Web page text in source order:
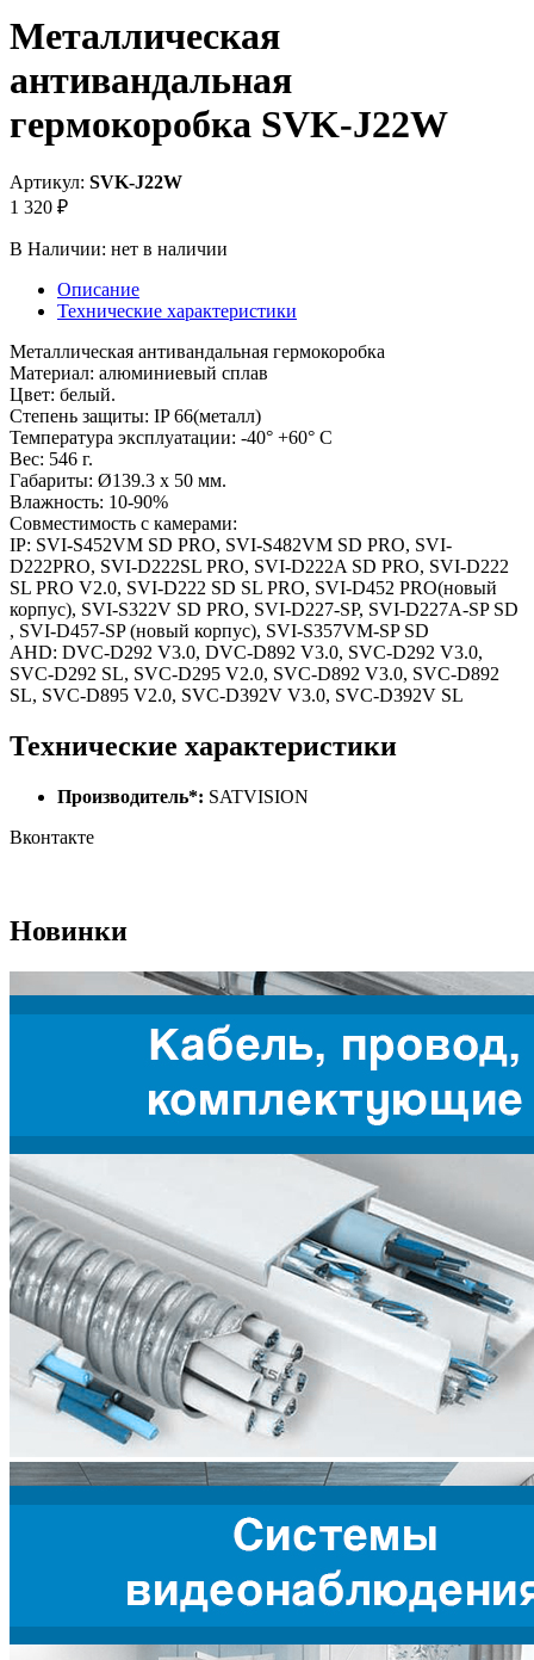
Металлическая
антивандальная
гермокоробка SVK-J22W
Артикул: SVK-J22W
1 320 ₽
В Наличии: нет в наличии
Описание
Технические характеристики
Металлическая антивандальная гермокоробка
Материал: алюминиевый сплав
Цвет: белый.
Степень защиты: IP 66(металл)
Температура эксплуатации: -40° +60° C
Вес: 546 г.
Габариты: Ø139.3 x 50 мм.
Влажность: 10-90%
Совместимость с камерами:
IP: SVI-S452VM SD PRO, SVI-S482VM SD PRO, SVI-
D222PRO, SVI-D222SL PRO, SVI-D222A SD PRO, SVI-D222
SL PRO V2.0, SVI-D222 SD SL PRO, SVI-D452 PRO(новый
корпус), SVI-S322V SD PRO, SVI-D227-SP, SVI-D227A-SP SD
, SVI-D457-SP (новый корпус), SVI-S357VM-SP SD
AHD: DVC-D292 V3.0, DVC-D892 V3.0, SVC-D292 V3.0,
SVC-D292 SL, SVC-D295 V2.0, SVC-D892 V3.0, SVC-D892
SL, SVC-D895 V2.0, SVC-D392V V3.0, SVC-D392V SL
Технические характеристики
Производитель*: SATVISION
Вконтакте
Новинки